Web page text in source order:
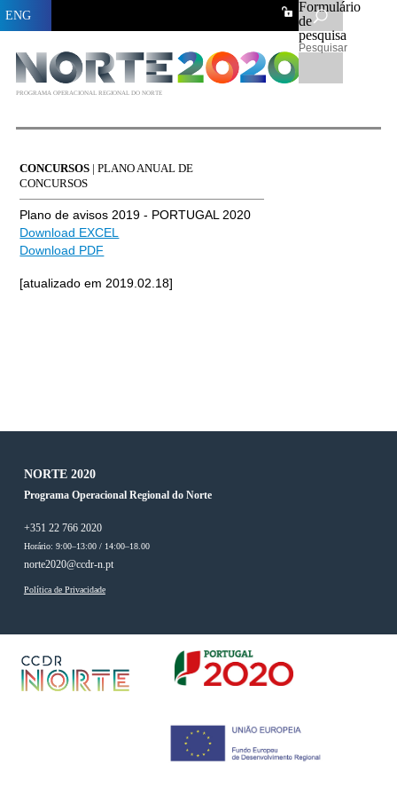
Formulário
de
pesquisa
Pesquisar
PROGRAMA OPERACIONAL REGIONAL DO NORTE
ENG
CONCURSOS | PLANO ANUAL DE
CONCURSOS
Plano de avisos 2019 - PORTUGAL 2020
Download EXCEL
Download PDF
[atualizado em 2019.02.18]
NORTE 2020
Programa Operacional Regional do Norte
+351 22 766 2020
Horário: 9:00–13:00 / 14:00–18.00
norte2020@ccdr-n.pt
Política de Privacidade